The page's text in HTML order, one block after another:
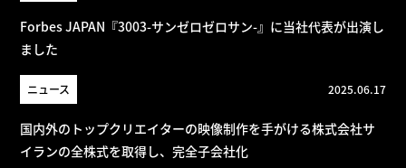
Forbes JAPAN『3003-サンゼロゼロサン-』に当社代表が出演し
ました
ニュース 2025.06.17
国内外のトップクリエイターの映像制作を手がける株式会社サ
イランの全株式を取得し、完全子会社化